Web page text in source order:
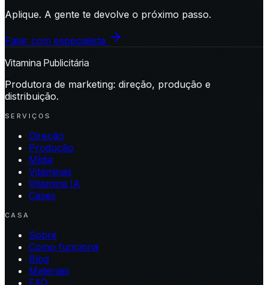
Aplique. A gente te devolve o próximo passo.
Falar com especialista
Vitamina Publicitária
Produtora de marketing: direção, produção e
distribuição.
SERVIÇOS
Direção
Produção
Mídia
Vitaminas
Vitamina IA
Cases
CASA
Sobre
Como funciona
Blog
Materiais
FAQ